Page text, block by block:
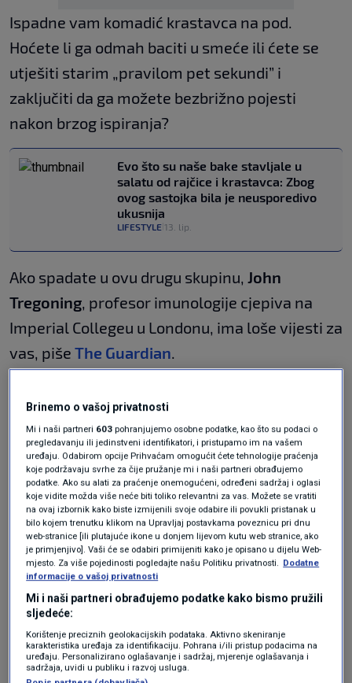
Ispadne vam komadić krastavca na pod.
Hoćete li ga odmah baciti u smeće ili ćete se
utješiti starim „pravilom pet sekundi” i
zaključiti da ga možete bezbrižno pojesti
nakon brzog ispiranja?
Evo što su naše bake stavljale u
salatu od rajčice i krastavca: Zbog
ovog sastojka bila je neusporedivo
ukusnija
LIFESTYLE 13. lip.
Ako spadate u ovu drugu skupinu, John
Tregoning, profesor imunologije cjepiva na
Imperial Collegeu u Londonu, ima loše vijesti za
vas, piše The Guardian.
prijenosu bakterija, a sva upućuju na to da je
pravilo pet sekundi zapravo mit.
U prvom istraživanju znanstvenici su
promatrali što se događa kada različite vrste
hrane (kruh, kruh s maslacem, lubenica i
gumeni bomboni) padnu na različite površine
(pločice, čelik, drvo i tepih) koje su prethodno
bile premazane bakterijama.
Prijenos se dogodio gotovo trenutačno”, kaže
Tregoning.
Brinemo o vašoj privatnosti
Mi i naši partneri 603 pohranjujemo osobne podatke, kao što su podaci o
pregledavanju ili jedinstveni identifikatori, i pristupamo im na vašem
uređaju. Odabirom opcije Prihvaćam omogućit ćete tehnologije praćenja
koje podržavaju svrhe za čije pružanje mi i naši partneri obrađujemo
podatke. Ako su alati za praćenje onemogućeni, određeni sadržaj i oglasi
koje vidite možda više neće biti toliko relevantni za vas. Možete se vratiti
na ovaj izbornik kako biste izmijenili svoje odabire ili povukli pristanak u
bilo kojem trenutku klikom na Upravljaj postavkama poveznicu pri dnu
web-stranice [ili plutajuće ikone u donjem lijevom kutu web stranice, ako
je primjenjivo]. Vaši će se odabiri primijeniti kako je opisano u dijelu Web-
mjesto. Za više pojedinosti pogledajte našu Politiku privatnosti.
Dodatne
informacije o vašoj privatnosti
Mi i naši partneri obrađujemo podatke kako bismo pružili
sljedeće:
Korištenje preciznih geolokacijskih podataka. Aktivno skeniranje
karakteristika uređaja za identifikaciju. Pohrana i/ili pristup podacima na
uređaju. Personalizirano oglašavanje i sadržaj, mjerenje oglašavanja i
sadržaja, uvidi u publiku i razvoj usluga.